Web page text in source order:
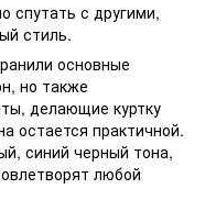
спутать с другими,
стиль.
основные
но также
делающие куртку
остается практичной.
синий черный тона,
любой